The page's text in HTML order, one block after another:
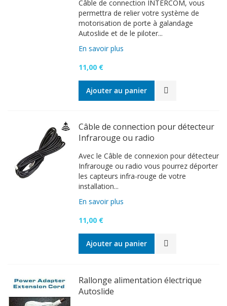
Câble de connection INTERCOM, vous
permettra de relier votre système de
motorisation de porte à galandage
Autoslide et de le piloter...
En savoir plus
11,00 €
Ajouter au panier
Câble de connection pour détecteur
Infrarouge ou radio
Avec le Câble de connexion pour détecteur
Infrarouge ou radio vous pourrez déporter
les capteurs infra-rouge de votre
installation...
En savoir plus
11,00 €
Ajouter au panier
Rallonge alimentation électrique
Autoslide